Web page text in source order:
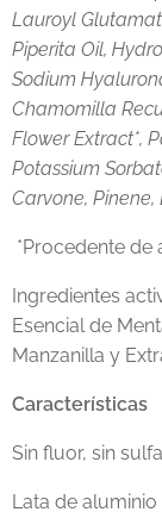
Lauroyl
Piperita Oil,
Sodium
Chamomilla
Flower Extract*,
Potassium
Carvone,
*Procedente de
Ingredientes
Esencial de
Manzanilla y
Características
Sin fluor, sin
Lata de